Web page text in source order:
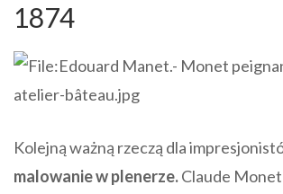
1874
Kolejną ważną rzeczą dla
malowanie w plenerze.Claude Monet